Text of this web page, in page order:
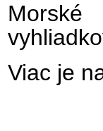
Morské
Viac je